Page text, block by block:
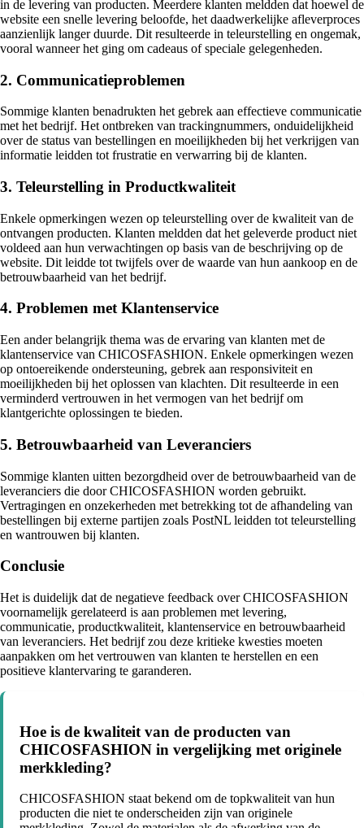
in de levering van producten. Meerdere klanten meldden dat hoewel de
website een snelle levering beloofde, het daadwerkelijke afleverproces
aanzienlijk langer duurde. Dit resulteerde in teleurstelling en ongemak,
vooral wanneer het ging om cadeaus of speciale gelegenheden.
2. Communicatieproblemen
Sommige klanten benadrukten het gebrek aan effectieve communicatie
met het bedrijf. Het ontbreken van trackingnummers, onduidelijkheid
over de status van bestellingen en moeilijkheden bij het verkrijgen van
informatie leidden tot frustratie en verwarring bij de klanten.
3. Teleurstelling in Productkwaliteit
Enkele opmerkingen wezen op teleurstelling over de kwaliteit van de
ontvangen producten. Klanten meldden dat het geleverde product niet
voldeed aan hun verwachtingen op basis van de beschrijving op de
website. Dit leidde tot twijfels over de waarde van hun aankoop en de
betrouwbaarheid van het bedrijf.
4. Problemen met Klantenservice
Een ander belangrijk thema was de ervaring van klanten met de
klantenservice van CHICOSFASHION. Enkele opmerkingen wezen
op ontoereikende ondersteuning, gebrek aan responsiviteit en
moeilijkheden bij het oplossen van klachten. Dit resulteerde in een
verminderd vertrouwen in het vermogen van het bedrijf om
klantgerichte oplossingen te bieden.
5. Betrouwbaarheid van Leveranciers
Sommige klanten uitten bezorgdheid over de betrouwbaarheid van de
leveranciers die door CHICOSFASHION worden gebruikt.
Vertragingen en onzekerheden met betrekking tot de afhandeling van
bestellingen bij externe partijen zoals PostNL leidden tot teleurstelling
en wantrouwen bij klanten.
Conclusie
Het is duidelijk dat de negatieve feedback over CHICOSFASHION
voornamelijk gerelateerd is aan problemen met levering,
communicatie, productkwaliteit, klantenservice en betrouwbaarheid
van leveranciers. Het bedrijf zou deze kritieke kwesties moeten
aanpakken om het vertrouwen van klanten te herstellen en een
positieve klantervaring te garanderen.
Hoe is de kwaliteit van de producten van
CHICOSFASHION in vergelijking met originele
merkkleding?
CHICOSFASHION staat bekend om de topkwaliteit van hun
producten die niet te onderscheiden zijn van originele